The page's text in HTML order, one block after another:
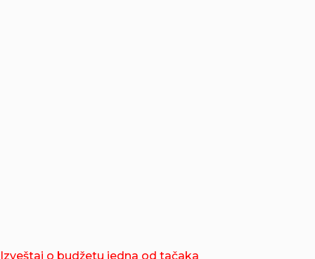
Izveštaj o budžetu jedna od tačaka